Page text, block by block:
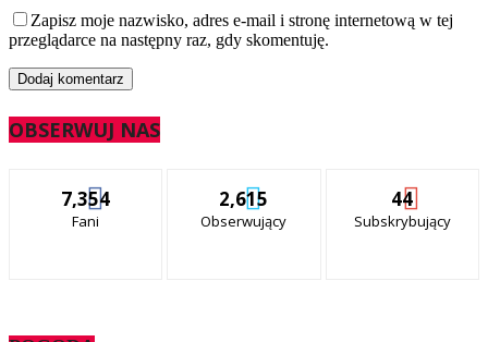
Zapisz moje nazwisko, adres e-mail i stronę internetową w tej
przeglądarce na następny raz, gdy skomentuję.
OBSERWUJ NAS
7,354
Fani
2,615
Obserwujący
44
Subskrybujący